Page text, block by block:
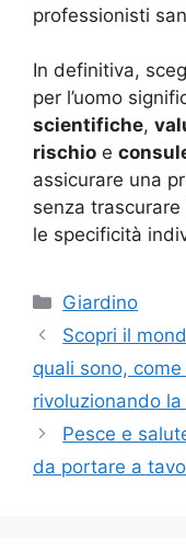
professionisti
In definitiva,
per l’uomo
scientifiche,
rischio e
assicurare una
senza trascurare
le specificità
Categorie
Giardino
Scopri il
quali sono,
rivoluzionando
Pesce e
da portare a